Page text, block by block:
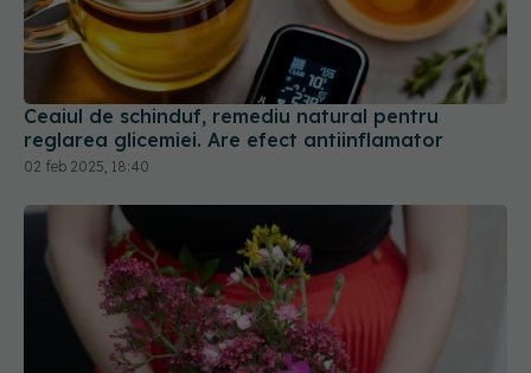
Ceaiul de schinduf, remediu natural pentru
reglarea glicemiei. Are efect antiinflamator
02 feb 2025, 18:40